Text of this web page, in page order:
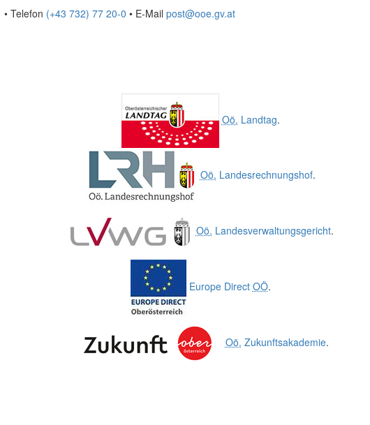
• Telefon (+43 732) 77 20-0 • E-Mail post@ooe.gv.at
Oö. Landtag.
Oö. Landesrechnungshof.
Oö. Landesverwaltungsgericht.
Europe Direct OÖ.
Oö. Zukunftsakademie.